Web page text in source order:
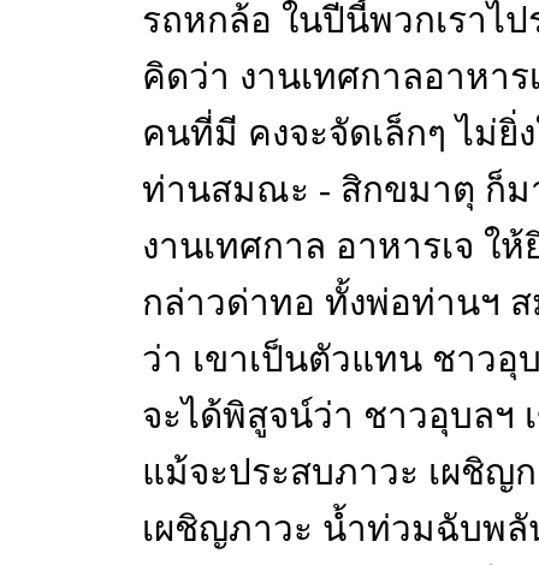
รถหกล้อ ในปีนี้พวกเราไ
คิดว่า งานเทศกาลอาหา
คนที่มี คงจะจัดเล็กๆ ไม่
ท่านสมณะ - สิกขมาตุ ก็ม
งานเทศกาล อาหารเจ ใ
กล่าวด่าทอ ทั้งพ่อท่านฯ
ว่า เขาเป็นตัวแทน ชาวอุ
จะได้พิสูจน์ว่า ชาวอุบลฯ
แม้จะประสบภาวะ เผชิญ
เผชิญภาวะ น้ำท่วมฉับพลั